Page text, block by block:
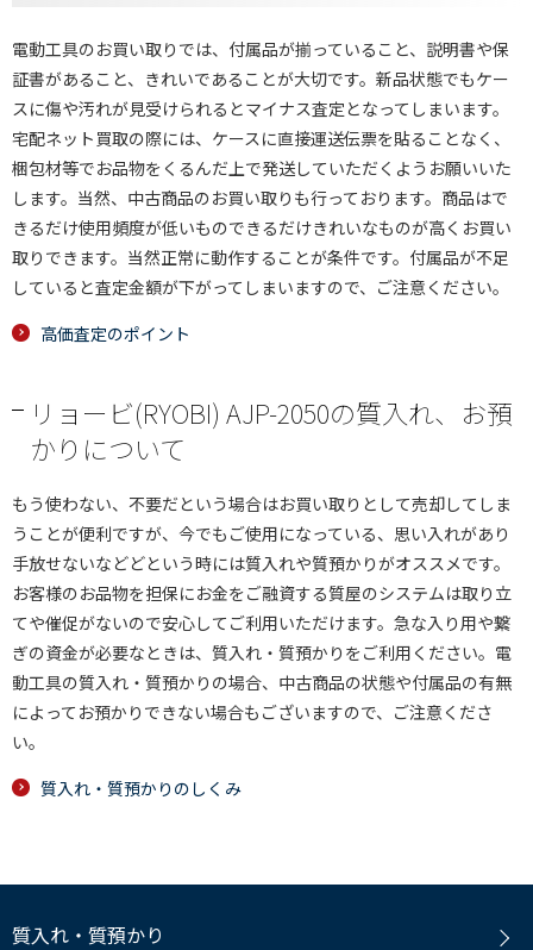
電動工具のお買い取りでは、付属品が揃っていること、説明書や保
証書があること、きれいであることが大切です。新品状態でもケー
スに傷や汚れが見受けられるとマイナス査定となってしまいます。
宅配ネット買取の際には、ケースに直接運送伝票を貼ることなく、
梱包材等でお品物をくるんだ上で発送していただくようお願いいた
します。当然、中古商品のお買い取りも行っております。商品はで
きるだけ使用頻度が低いものできるだけきれいなものが高くお買い
取りできます。当然正常に動作することが条件です。付属品が不足
していると査定金額が下がってしまいますので、ご注意ください。
高価査定のポイント
リョービ(RYOBI) AJP-2050の質入れ、お預
かりについて
もう使わない、不要だという場合はお買い取りとして売却してしま
うことが便利ですが、今でもご使用になっている、思い入れがあり
手放せないなどどという時には質入れや質預かりがオススメです。
お客様のお品物を担保にお金をご融資する質屋のシステムは取り立
てや催促がないので安心してご利用いただけます。急な入り用や繋
ぎの資金が必要なときは、質入れ・質預かりをご利用ください。電
動工具の質入れ・質預かりの場合、中古商品の状態や付属品の有無
によってお預かりできない場合もございますので、ご注意くださ
い。
質入れ・質預かりのしくみ
質入れ・質預かり